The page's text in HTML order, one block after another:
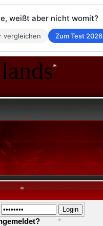
weißt aber nicht womit?
vergleichen Zum Test 2026
*
*
*